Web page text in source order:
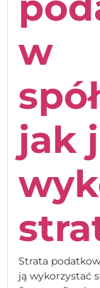
w
jak
Strata
ją wykorzystać